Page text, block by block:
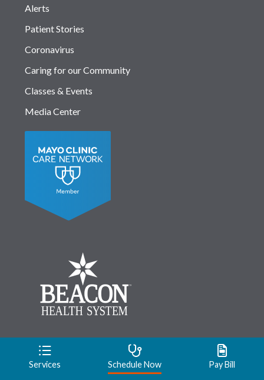
Alerts
Patient Stories
Coronavirus
Caring for our Community
Classes & Events
Media Center
© 2026 Beacon Health System
Contact
Services Schedule Now Pay Bill